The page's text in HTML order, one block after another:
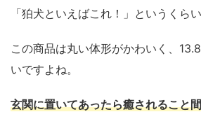
「狛犬といえばこれ！」というくら
この商品は丸い体形がかわいく、
いですよね。
玄関に置いてあったら癒されること